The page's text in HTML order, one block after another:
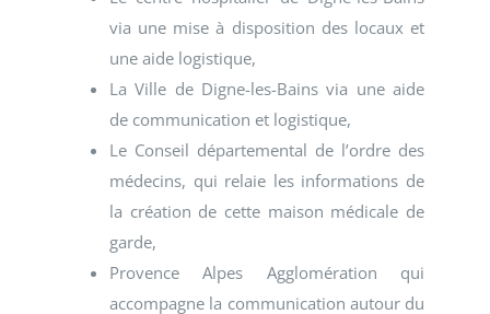
via une mise à disposition des locaux et
une aide logistique,
La Ville de Digne-les-Bains via une aide
de communication et logistique,
Le Conseil départemental de l’ordre des
médecins, qui relaie les informations de
la création de cette maison médicale de
garde,
Provence Alpes Agglomération qui
accompagne la communication autour du